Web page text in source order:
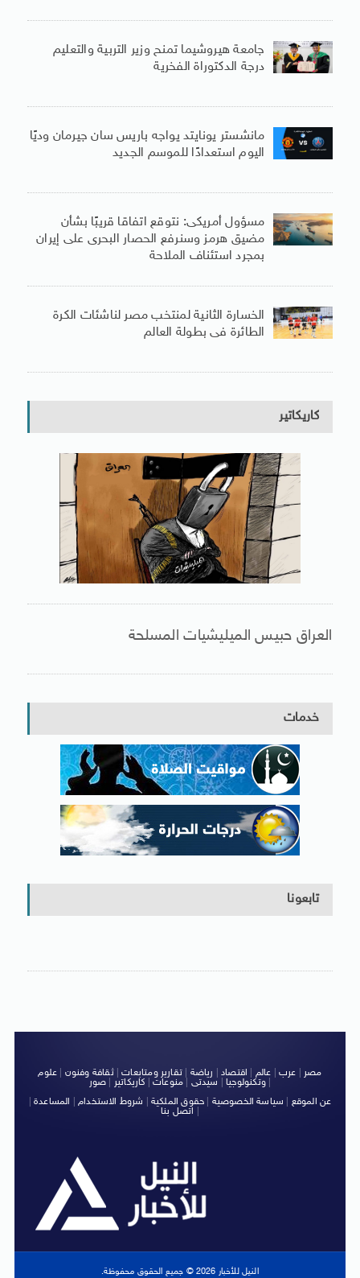
جامعة هيروشيما تمنح وزير التربية والتعليم
درجة الدكتوراة الفخرية
مانشستر يونايتد يواجه باريس سان جيرمان وديًا
اليوم استعدادًا للموسم الجديد
مسؤول أمريكى: نتوقع اتفاقا قريبًا بشأن
مضيق هرمز وسنرفع الحصار البحرى على إيران
بمجرد استئناف الملاحة
الخسارة الثانية لمنتخب مصر لناشئات الكرة
الطائرة فى بطولة العالم
كاريكاتير
العراق حبيس الميليشيات المسلحة
خدمات
تابعونا
مصر عرب عالم اقتصاد رياضة |تقارير ومتابعات|ثقافة وفنون
علوم
وتكنولوجيا| سيدتى منوعات كاريكاتير صور
|
عن الموقع
سياسة الخصوصية حقوق الملكية شروط الاستخدام| المساعدة|
اتصل بنا
النيل للأخبار 2026 © جميع الحقوق محفوظة.